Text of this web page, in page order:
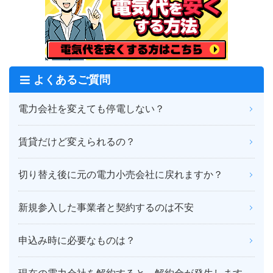
よくあるご質問
電力会社を変えても停電しない？
賃貸だけど変えられるの？
切り替え後に元の電力小売会社に戻れますか？
新規参入した事業者と契約するのは不安
申込み時に必要なものは？